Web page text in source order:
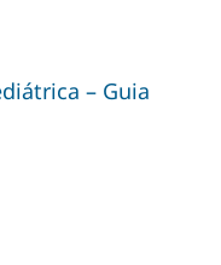
– Guia